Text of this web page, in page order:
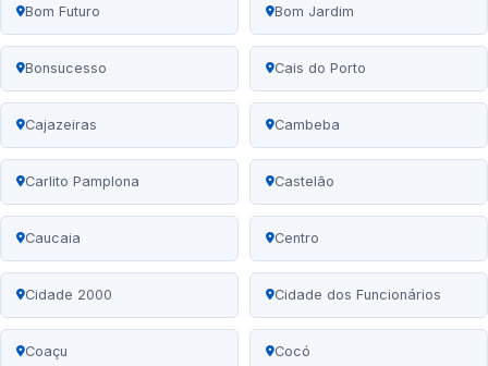
Bom Futuro Bom Jardim
Bonsucesso Cais do Porto
Cajazeiras Cambeba
Carlito Pamplona Castelão
Caucaia Centro
Cidade 2000 Cidade dos Funcionários
Coaçu Cocó